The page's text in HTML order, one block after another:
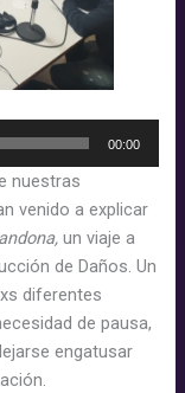
00:00
nuestras
venido a explicar
un viaje a
de Daños. Un
diferentes
de pausa,
engatusar